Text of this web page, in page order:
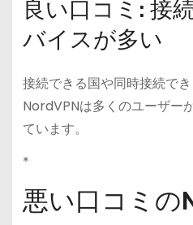
良い口コミ: 接
バイスが多い
接続できる国や同時接続でき
NordVPNは多くのユーザー
ています。
*
悪い口コミの